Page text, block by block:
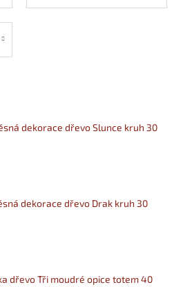
dekorace dřevo Slunce kruh 30
dekorace dřevo Drak kruh 30
dřevo Tři moudré opice totem 40